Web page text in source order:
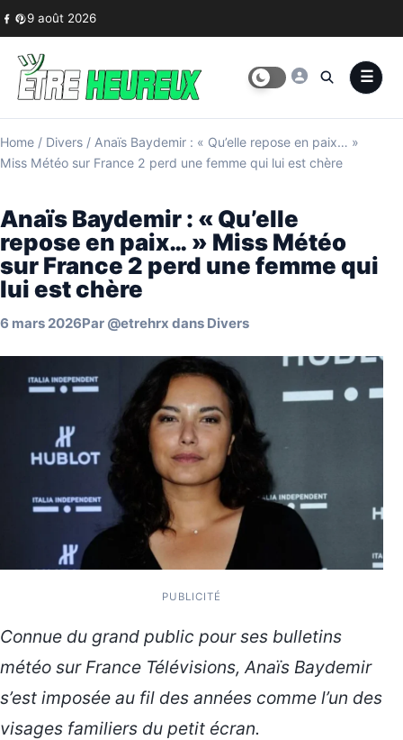
Skip to content
9 août 2026
Home / Divers / Anaïs Baydemir : « Qu’elle repose en paix… »
Miss Météo sur France 2 perd une femme qui lui est chère
Anaïs Baydemir : « Qu’elle
repose en paix… » Miss Météo
sur France 2 perd une femme qui
lui est chère
6 mars 2026Par @etrehrx dans Divers
PUBLICITÉ
Connue du grand public pour ses bulletins
météo sur France Télévisions, Anaïs Baydemir
s’est imposée au fil des années comme l’un des
visages familiers du petit écran.